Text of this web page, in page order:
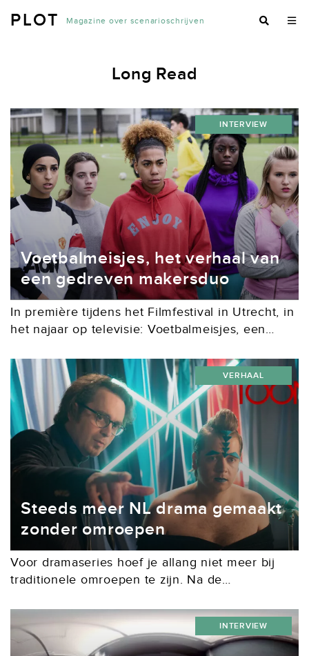
PLOT Magazine over scenarioschrijven
Long Read
Voetbalmeisjes, het verhaal van
een gedreven makersduo
In première tijdens het Filmfestival in Utrecht, in
het najaar op televisie: Voetbalmeisjes, een
Saarloos over het multiculturele meidenteam FC
Athena. Als ook...
INTERVIEW
Steeds meer NL drama gemaakt
zonder omroepen
Voor dramaseries hoef je allang niet meer bij
traditionele omroepen te zijn. Na de
zijn ook Nederlandse series bij andere partijen
in opmars. Bij...
VERHAAL
INTERVIEW